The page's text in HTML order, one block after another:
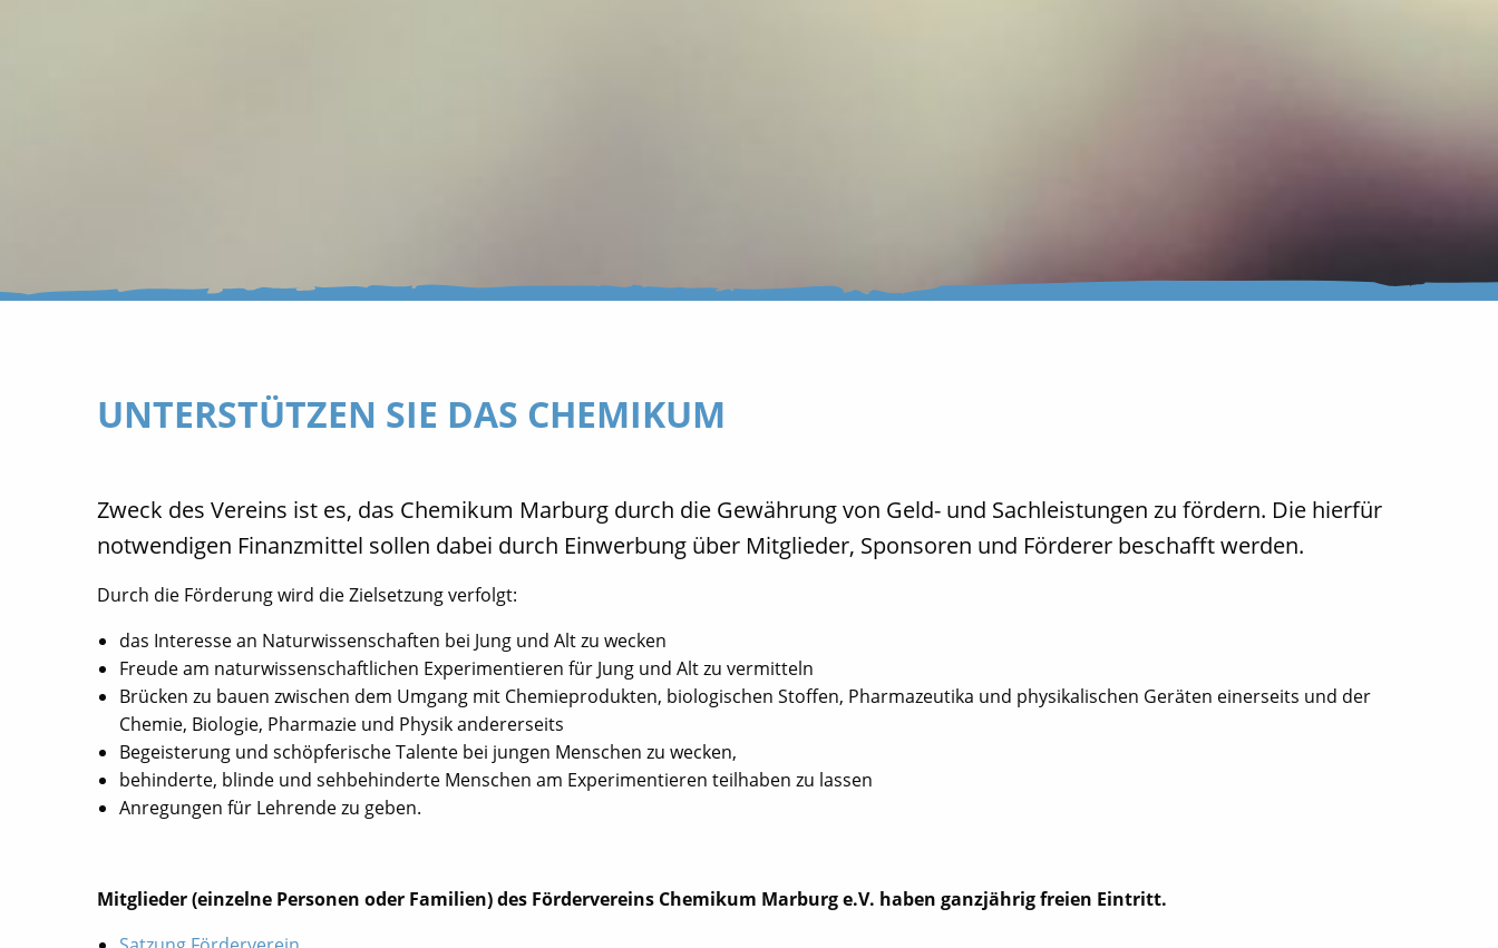
UNTERSTÜTZEN SIE DAS CHEMIKUM
Zweck des Vereins ist es, das Chemikum Marburg durch die Gewährung von Geld- und Sachleistungen zu fördern. Die hierfür
notwendigen Finanzmittel sollen dabei durch Einwerbung über Mitglieder, Sponsoren und Förderer beschafft werden.
Durch die Förderung wird die Zielsetzung verfolgt:
das Interesse an Naturwissenschaften bei Jung und Alt zu wecken
Freude am naturwissenschaftlichen Experimentieren für Jung und Alt zu vermitteln
Brücken zu bauen zwischen dem Umgang mit Chemieprodukten, biologischen Stoffen, Pharmazeutika und physikalischen Geräten einerseits und der
Chemie, Biologie, Pharmazie und Physik andererseits
Begeisterung und schöpferische Talente bei jungen Menschen zu wecken,
behinderte, blinde und sehbehinderte Menschen am Experimentieren teilhaben zu lassen
Anregungen für Lehrende zu geben.
Mitglieder (einzelne Personen oder Familien) des Fördervereins Chemikum Marburg e.V. haben ganzjährig freien Eintritt.